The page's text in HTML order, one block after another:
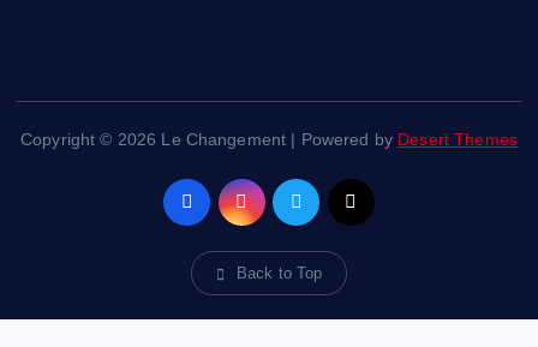
Copyright © 2026 Le Changement | Powered by Desert Themes
Back to Top